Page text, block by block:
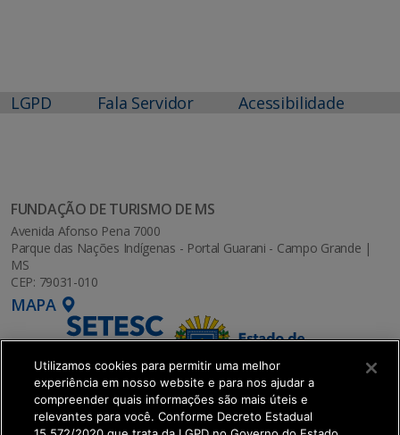
LGPD Fala Servidor Acessibilidade
FUNDAÇÃO DE TURISMO DE MS
Avenida Afonso Pena 7000
Parque das Nações Indígenas - Portal Guarani - Campo Grande |
MS
CEP: 79031-010
MAPA
Utilizamos cookies para permitir uma melhor
experiência em nosso website e para nos ajudar a
compreender quais informações são mais úteis e
relevantes para você. Conforme Decreto Estadual